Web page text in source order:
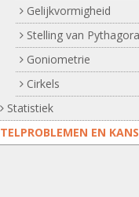
Gelijkvormigheid
Stelling van
Goniometrie
Cirkels
Statistiek
TELPROBLEMEN EN